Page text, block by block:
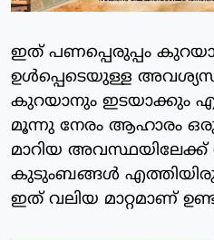
ഇത് പണപ്പെരുപ്പം
ഉള്‍പ്പെടെയുള്ള
കുറയാനും ഇടയാക്കും
മൂന്നു നേരം ആഹാരം
മാറിയ അവസ്ഥയിലേക്ക്
കുടുംബങ്ങള്‍
ഇത് വലിയ മാറ്റമാണ്